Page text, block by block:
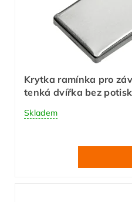
Krytka ramínka pro
tenká dvířka bez
Skladem